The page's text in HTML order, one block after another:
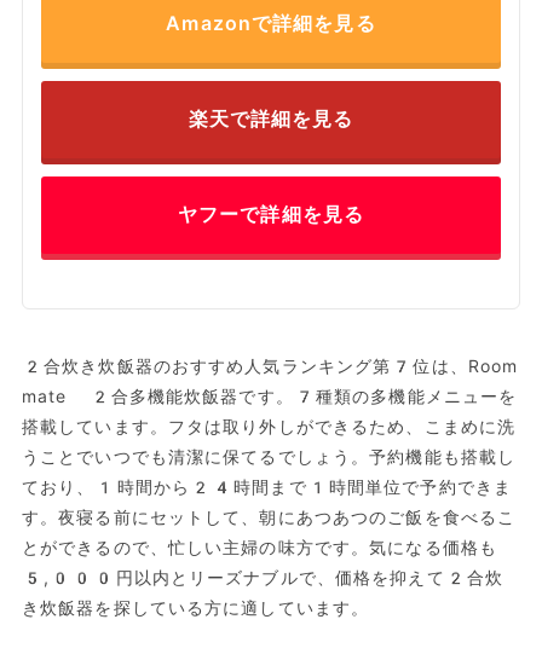
Amazonで詳細を見る
楽天で詳細を見る
ヤフーで詳細を見る
2合炊き炊飯器のおすすめ人気ランキング第7位は、Room
mate 2合多機能炊飯器です。7種類の多機能メニューを
搭載しています。フタは取り外しができるため、こまめに洗
うことでいつでも清潔に保てるでしょう。予約機能も搭載し
ており、1時間から24時間まで1時間単位で予約できま
す。夜寝る前にセットして、朝にあつあつのご飯を食べるこ
とができるので、忙しい主婦の味方です。気になる価格も
5,000円以内とリーズナブルで、価格を抑えて2合炊
き炊飯器を探している方に適しています。